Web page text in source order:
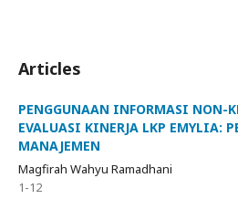
Articles
PENGGUNAAN INFORMASI NON-
EVALUASI KINERJA LKP EMYLIA:
MANAJEMEN
Magfirah Wahyu Ramadhani
1-12